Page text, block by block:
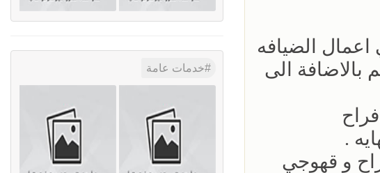
الضيافه
بالاضافة الى
.
و قهوجي
خدمات عامة